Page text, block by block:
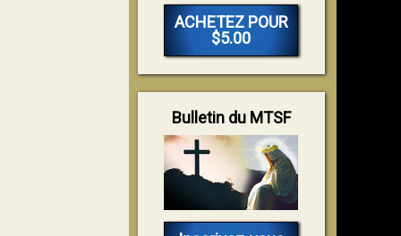
ACHETEZ POUR
$5.00
Bulletin du MTSF